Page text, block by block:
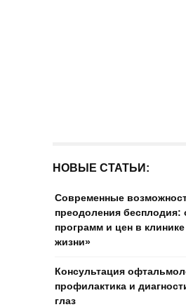
НОВЫЕ СТАТЬИ:
Современные
преодоления бесплодия:
программ и цен в
жизни»
Консультация
профилактика и
глаз